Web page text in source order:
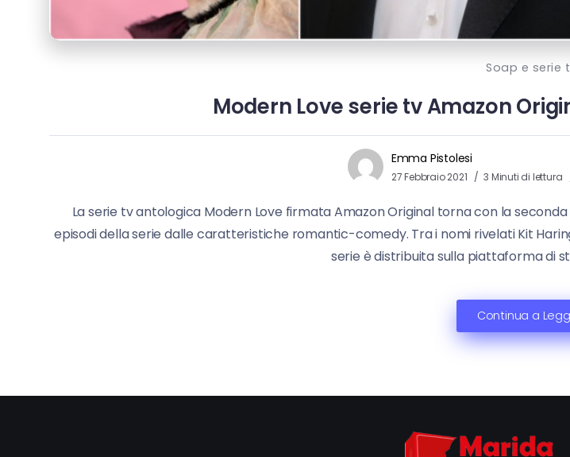
Soap e serie
Modern Love serie tv Amazon
Emma Pistolesi
27 Febbraio 2021 3 Minuti di lettura
La serie tv antologica Modern Love firmata Amazon Original torna con la
episodi della serie dalle caratteristiche romantic-comedy. Tra i nomi rivelati Kit
serie è distribuita sulla piattaforma di
Continua a